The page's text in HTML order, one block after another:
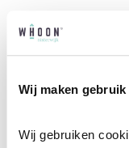
Wij maken
Wij gebruiken
✓ 3D